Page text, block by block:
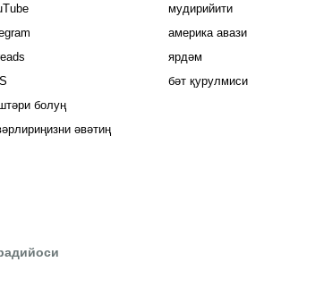
болуң
әвәтиң
мудирийити
америка авази
ярдәм
бәт қурулмиси